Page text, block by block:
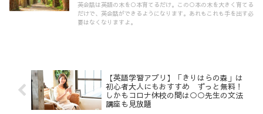
英会話は英語の木を○本育てるだけ。この○本の木を大きく育てる
だけで、英会話ができるようになります。あれもこれも手を出す必
要はなくなりますよ。
【英語学習アプリ】「きりはらの森」は
初心者大人にもおすすめ ずっと無料！
しかもコロナ休校の間は○○先生の文法
講座も見放題